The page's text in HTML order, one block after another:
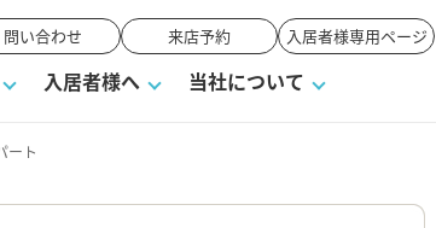
問い合わせ 来店予約 入居者様専用ページ
入居者様へ 当社について
ート